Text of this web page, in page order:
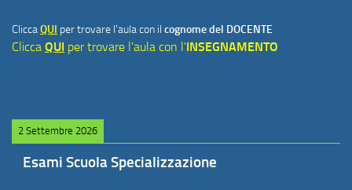
CliccaQUI per trovare l'aula con il cognome del DOCENTE
Clicca QUI per trovare l'aula con l'INSEGNAMENTO
2 Settembre 2026
Esami Scuola Specializzazione